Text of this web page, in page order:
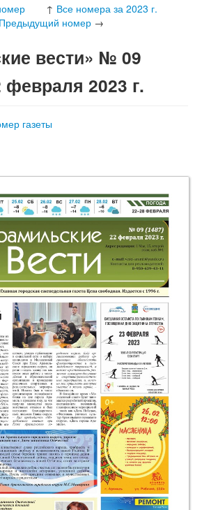
↑ Все номера за 2023 г.
Предыдущий номер →
вести» № 09
февраля 2023 г.
газеты